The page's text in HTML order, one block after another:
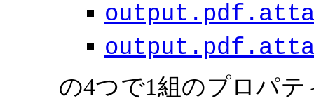
の4つで1組のプロパ